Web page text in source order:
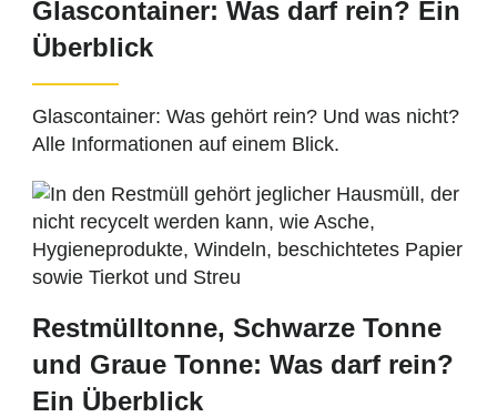
Glascontainer: Was darf rein? Ein
Überblick
Glascontainer: Was gehört rein? Und was nicht?
Alle Informationen auf einem Blick.
Restmülltonne, Schwarze Tonne
und Graue Tonne: Was darf rein?
Ein Überblick